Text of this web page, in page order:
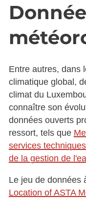
Entre autres, dans
climatique global,
climat du
connaître son
données ouverts
ressort, tels que
services
de la gestion de
Le jeu de données
Location of ASTA